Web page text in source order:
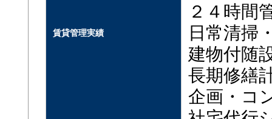
賃貸管理実績
２４時間
日常清掃
建物付随
長期修繕
企画・コ